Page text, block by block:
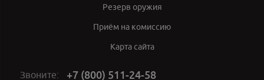
Резерв оружия
Приём на комиссию
Карта сайта
Звоните: +7 (800) 511-24-58